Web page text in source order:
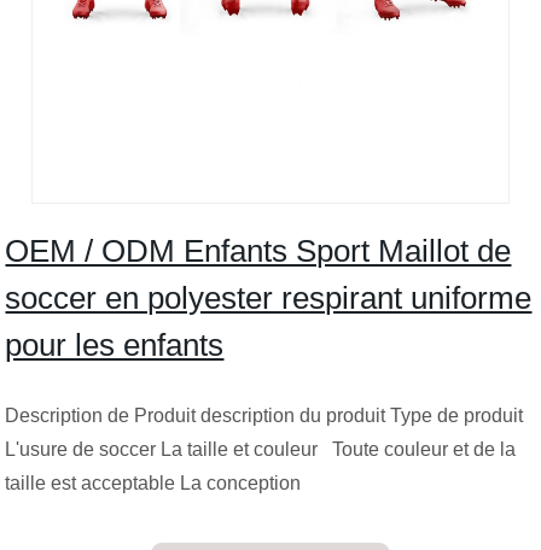
OEM / ODM Enfants Sport Maillot de
soccer en polyester respirant uniforme
pour les enfants
Description de Produit description du produit Type de produit
L'usure de soccer La taille et couleur Toute couleur et de la
taille est acceptable La conception